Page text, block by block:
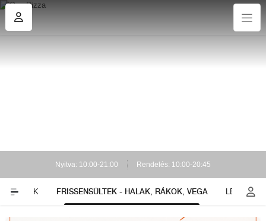
Nyitva: 10:00-21:00 Rendelés: 10:00-20:45
FRISSENSÜLTEK - HALAK, RÁKOK, VEGA LEVESEK